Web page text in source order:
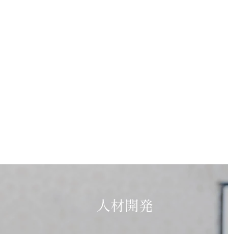
人材開発